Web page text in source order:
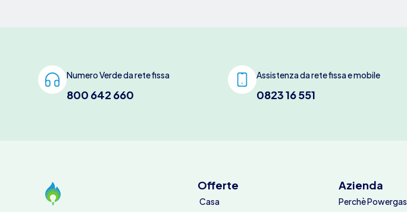
Numero Verde da rete fissa
800 642 660
Assistenza da rete fissa e mobile
0823 16 551
Offerte
Casa
Azienda
Perchè Powergas